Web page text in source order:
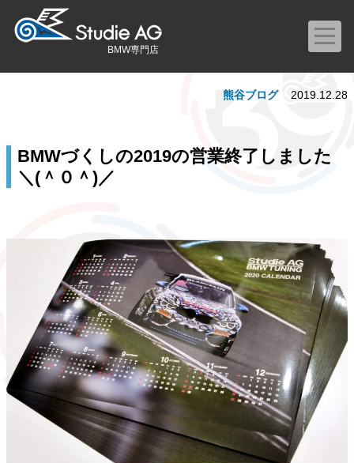
BMW専門店
BMWづくしの2019の営業終了しました
＼(＾０＾)／
熊谷ブログ 2019.12.28